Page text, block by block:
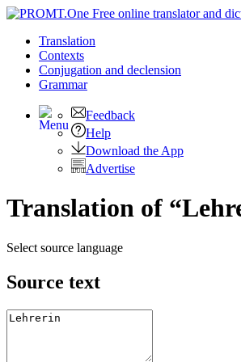
Translation
Contexts
Conjugation and declension
Grammar
Feedback
Help
Download the App
Advertise
Translation of
Select source language
Source text